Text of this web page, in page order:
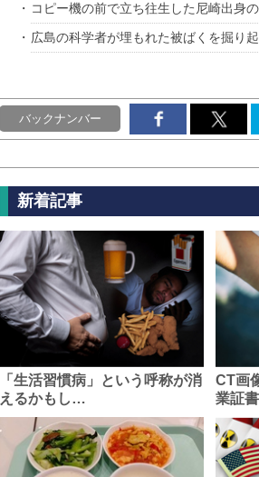
コピー機の前で立ち往生した尼崎出身の
広島の科学者が埋もれた被ばくを掘り
バックナンバー
新着記事
「生活習慣病」という呼称が消
えるかもし…
CT画
業証